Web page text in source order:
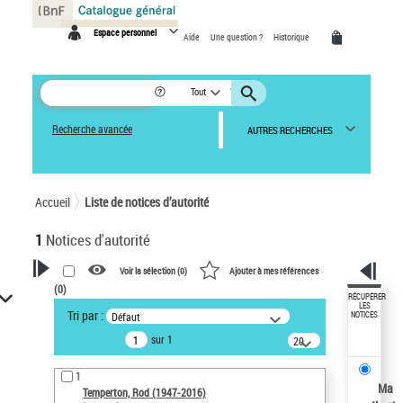
Espace personnel Aide Une question ? Historique
Tout
Recherche avancée AUTRES RECHERCHES
Accueil Liste de notices d’autorité
1 Notices d'autorité
VOTRE RECHERCHE
Recherche avancée dans les
notices d’autorité
Œuvres liées à l'auteur :
Temperton, Rod (1947-2016)
Voir la sélection (0) Ajouter à mes références
(0)
Tri par : Défaut
sur 1
20
résultats/page
1
Temperton, Rod (1947-2016)
RÉCUPÉRER
LES
NOTICES
Ma
Panneau de gestion des cookies